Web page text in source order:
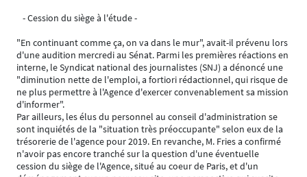
- Cession du siège à l'étude -
"En continuant comme ça, on va dans le mur", avait-il prévenu lors
d'une audition mercredi au Sénat. Parmi les premières réactions en
interne, le Syndicat national des journalistes (SNJ) a dénoncé une
"diminution nette de l'emploi, a fortiori rédactionnel, qui risque de
ne plus permettre à l'Agence d'exercer convenablement sa mission
d'informer".
Par ailleurs, les élus du personnel au conseil d'administration se
sont inquiétés de la "situation très préoccupante" selon eux de la
trésorerie de l'agence pour 2019. En revanche, M. Fries a confirmé
n'avoir pas encore tranché sur la question d'une éventuelle
cession du siège de l'Agence, situé au coeur de Paris, et d'un